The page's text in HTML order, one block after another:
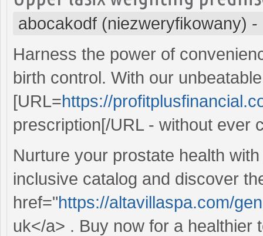
abocakodf (niezweryfikowany) -
Harness the power of
birth control. With our
[URL=https://
prescription[/URL - without ever
Nurture your prostate health
inclusive catalog and discover
href="https://altavillaspa.com/
uk</a> . Buy now for a healthier